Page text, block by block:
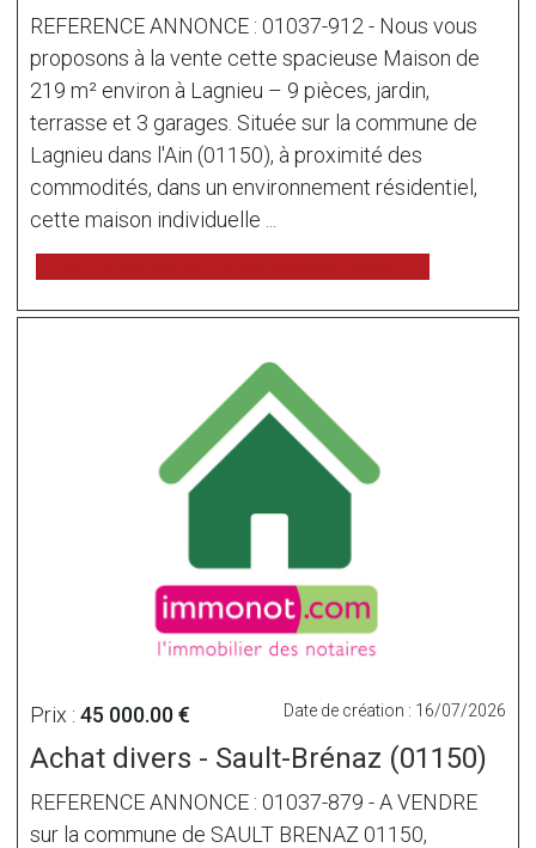
REFERENCE ANNONCE : 01037-912 - Nous vous
proposons à la vente cette spacieuse Maison de
219 m² environ à Lagnieu – 9 pièces, jardin,
terrasse et 3 garages. Située sur la commune de
Lagnieu dans l'Ain (01150), à proximité des
commodités, dans un environnement résidentiel,
cette maison individuelle ...
Prix : 45 000.00 € Date de création : 16/07/2026
Achat divers - Sault-Brénaz (01150)
REFERENCE ANNONCE : 01037-879 - A VENDRE
sur la commune de SAULT BRENAZ 01150,